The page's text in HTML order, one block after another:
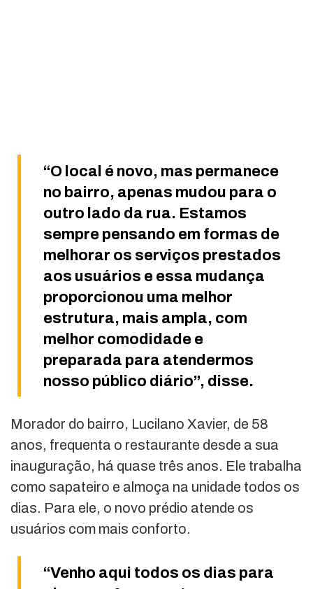
“O local é novo, mas permanece
no bairro, apenas mudou para o
outro lado da rua. Estamos
sempre pensando em formas de
melhorar os serviços prestados
aos usuários e essa mudança
proporcionou uma melhor
estrutura, mais ampla, com
melhor comodidade e
preparada para atendermos
nosso público diário”, disse.
Morador do bairro, Lucilano Xavier, de 58
anos, frequenta o restaurante desde a sua
inauguração, há quase três anos. Ele trabalha
como sapateiro e almoça na unidade todos os
dias. Para ele, o novo prédio atende os
usuários com mais conforto.
“Venho aqui todos os dias para